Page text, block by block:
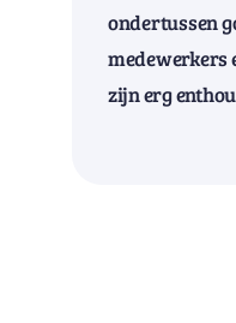
ondertussen
medewerkers
zijn erg